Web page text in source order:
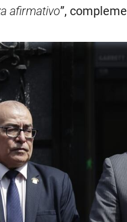
afirmativo”,